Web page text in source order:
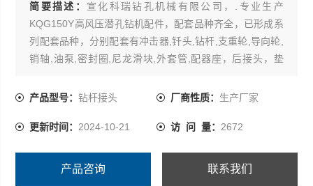
简要描述： 宣化科瑞钻孔机械有限公司，.专业生产
KQG150Y高风压潜孔钻机配件，配套品种齐全，已形成系
列配套品种，分别配套有冲击器,钎头,钻杆,支重轮,导向轮,
销轴,油泵,密封圈,尼龙滑块,外套管,配器座，后接头，垫
接头，胶堵，弹簧，立销，顶头，逆止阀，弹性销，滑架
架，滚轮，回转机构，箱盖及壳，轴套，活动体，滑板焊
环，卡圈，螺栓，垫圈，柱销，司机室，托钎器，托板
产品型号：钻杆接头 厂商性质： 生产厂家
更新时间： 2024-10-21 访 问 量： 2672
产品咨询 联系我们